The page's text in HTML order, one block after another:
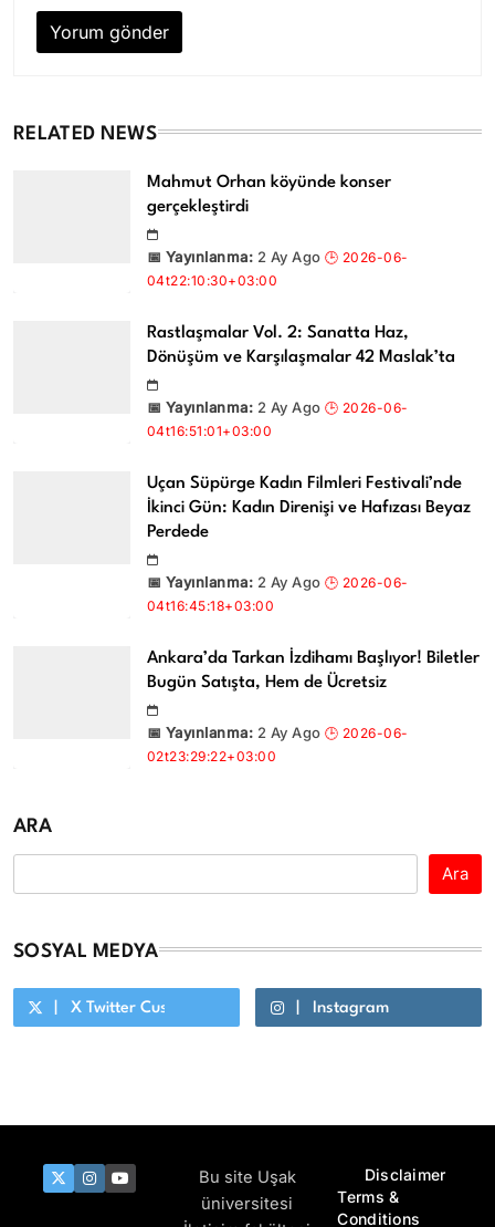
RELATED NEWS
Mahmut Orhan köyünde konser
gerçekleştirdi
2 Ay Ago
Rastlaşmalar Vol. 2: Sanatta Haz,
Dönüşüm ve Karşılaşmalar 42 Maslak’ta
2 Ay Ago
Uçan Süpürge Kadın Filmleri Festivali’nde
İkinci Gün: Kadın Direnişi ve Hafızası Beyaz
Perdede
2 Ay Ago
Ankara’da Tarkan İzdihamı Başlıyor! Biletler
Bugün Satışta, Hem de Ücretsiz
2 Ay Ago
ARA
Ara
SOSYAL MEDYA
X Twitter Custom Cursor On HoverInstagram
Bu site Uşak
üniversitesi
Disclaimer
Terms &
Conditions